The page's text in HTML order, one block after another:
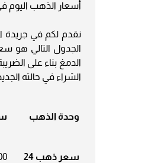
أسعار الذهب اليوم
نقدم لكم في جريدة العرب 24 أسعار الذهب في عمان اليوم
الدمغ بناء على
الشراء في حالته
وحدة الذهب
سعر ذهب 24